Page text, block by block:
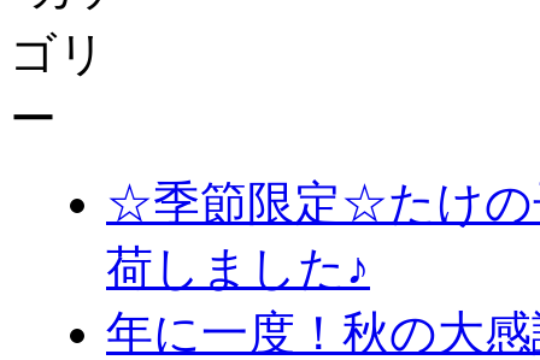
☆季節限定☆たけの
荷しました♪
年に一度！秋の大